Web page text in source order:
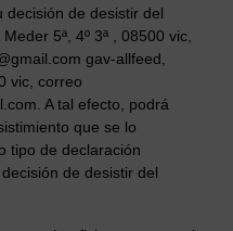
de desistir del
5ª, 4º 3ª , 08500 vic,
gav-allfeed,
vic, correo
. A tal efecto, podrá
que se lo
tipo de declaración
de desistir del